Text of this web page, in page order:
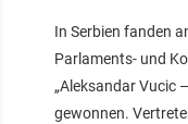
In Serbien fanden
Parlaments- und
„Aleksandar Vucic
gewonnen.